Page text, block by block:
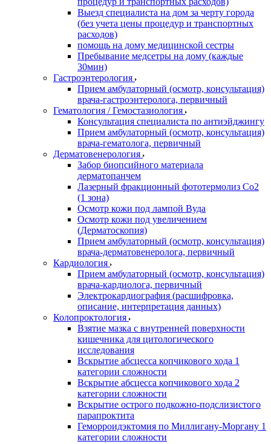
Выезд специалиста на дом за черту города
(без учета цены процедур и транспортных
расходов)
помощь на дому медицинской сестры
Пребывание медсетры на дому (каждые
30мин)
Гастроэнтерология
Прием амбулаторный (осмотр, консультация)
врача-гастроэнтеролога, первичный
Гематология / Гемостазиология
Консультация специалиста по антиэйджингу
Прием амбулаторный (осмотр, консультация)
врача-гематолога, первичный
Дерматовенерология
Забор биопсийного материала
дерматопанчем
Лазерный фракционный фототермолиз Со2
(1 зона)
Осмотр кожи под лампой Вуда
Осмотр кожи под увеличением
(Дерматоскопия)
Прием амбулаторный (осмотр, консультация)
врача-дерматовенеролога, первичный
Кардиология
Прием амбулаторный (осмотр, консультация)
врача-кардиолога, первичный
Электрокардиография (расшифровка,
описание, интерпретация данных)
Колопроктология
Взятие мазка с внутренней поверхности
кишечника для цитологического
исследования
Вскрытие абсцесса копчикового хода 1
категории сложности
Вскрытие абсцесса копчикового хода 2
категории сложности
Вскрытие острого подкожно-подслизистого
парапроктита
Геморроидэктомия по Миллигану-Моргану 1
категории сложности